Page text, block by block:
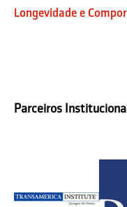
Longevidade e
Parceiros